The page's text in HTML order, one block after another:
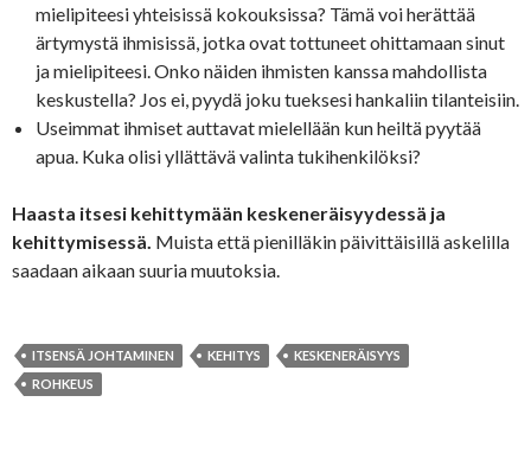
mielipiteesi yhteisissä kokouksissa? Tämä voi herättää
ärtymystä ihmisissä, jotka ovat tottuneet ohittamaan sinut
ja mielipiteesi. Onko näiden ihmisten kanssa mahdollista
keskustella? Jos ei, pyydä joku tueksesi hankaliin tilanteisiin.
Useimmat ihmiset auttavat mielellään kun heiltä pyytää
apua. Kuka olisi yllättävä valinta tukihenkilöksi?
Haasta itsesi kehittymään keskeneräisyydessä ja
kehittymisessä. Muista että pienilläkin päivittäisillä askelilla
saadaan aikaan suuria muutoksia.
ITSENSÄ JOHTAMINEN KEHITYS
KESKENERÄISYYS
ROHKEUS